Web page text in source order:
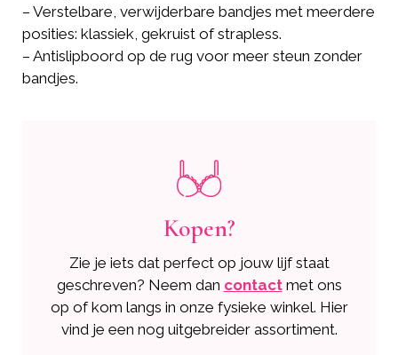
– Verstelbare, verwijderbare bandjes met meerdere
posities: klassiek, gekruist of strapless.
– Antislipboord op de rug voor meer steun zonder
bandjes.
Kopen?
Zie je iets dat perfect op jouw lijf staat
geschreven? Neem dan contact met ons
op of kom langs in onze fysieke winkel. Hier
vind je een nog uitgebreider assortiment.